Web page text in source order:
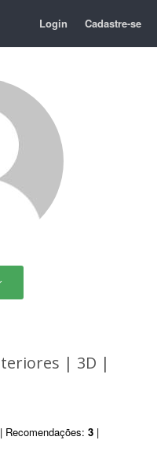
Login Cadastre-se
| 3D |
| Recomendações: 3 |